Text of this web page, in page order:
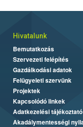
Hivatalunk
Bemutatkozás
Szervezeti felépítés
Gazdálkodási adatok
Felügyeleti szervünk
Projektek
Kapcsolódó linkek
Adatkezelési tájékoztató
Akadálymentességi